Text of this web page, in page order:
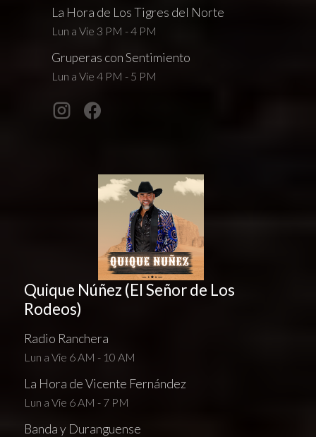
La Hora de Los Tigres del Norte
Lun a Vie 3 PM - 4 PM
Gruperas con Sentimiento
Lun a Vie 4 PM - 5 PM
Quique Núñez (El Señor de Los
Rodeos)
Radio Ranchera
Lun a Vie 6 AM - 10 AM
La Hora de Vicente Fernández
Lun a Vie 6 AM - 7 PM
Banda y Duranguense